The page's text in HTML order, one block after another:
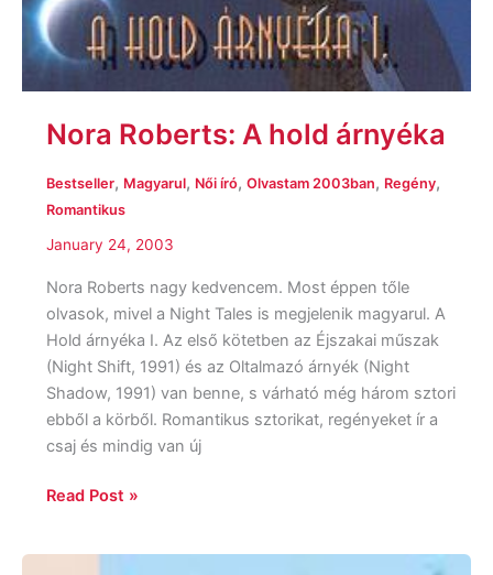
Nora Roberts: A hold árnyéka
Bestseller, Magyarul, Női író, Olvastam 2003ban, Regény,
Romantikus
January 24, 2003
Nora Roberts nagy kedvencem. Most éppen tőle
olvasok, mivel a Night Tales is megjelenik magyarul. A
Hold árnyéka I. Az első kötetben az Éjszakai műszak
(Night Shift, 1991) és az Oltalmazó árnyék (Night
Shadow, 1991) van benne, s várható még három sztori
ebből a körből. Romantikus sztorikat, regényeket ír a
csaj és mindig van új
Read Post »